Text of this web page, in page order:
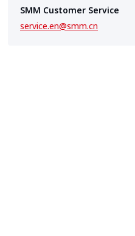
SMM Customer Service
service.en@smm.cn